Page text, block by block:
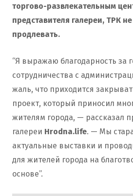
торгово-развлекательным
представителя галереи, ТРК не
продлевать.
“Я выражаю благодарность за
сотрудничества с
жаль, что приходится
проект, который приносил
жителям города, — рассказал
галереи Hrodna.life. — Мы
актуальные выставки и
для жителей города на
основе”.